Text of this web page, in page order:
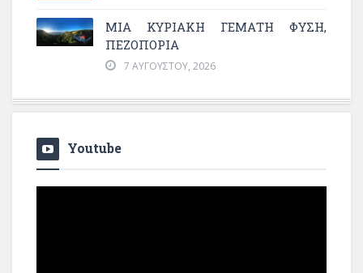
ΜΙΑ ΚΥΡΙΑΚΉ ΓΕΜΆΤΗ ΦΎΣΗ,
ΠΕΖΟΠΟΡΊΑ
7 ΑΥΓΟΎΣΤΟΥ, 2026
Youtube